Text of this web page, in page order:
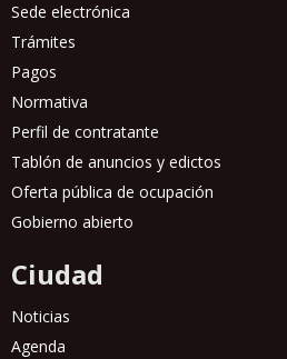
Sede electrónica
Trámites
Pagos
Normativa
Perfil de contratante
Tablón de anuncios y edictos
Oferta pública de ocupación
Gobierno abierto
Ciudad
Noticias
Agenda